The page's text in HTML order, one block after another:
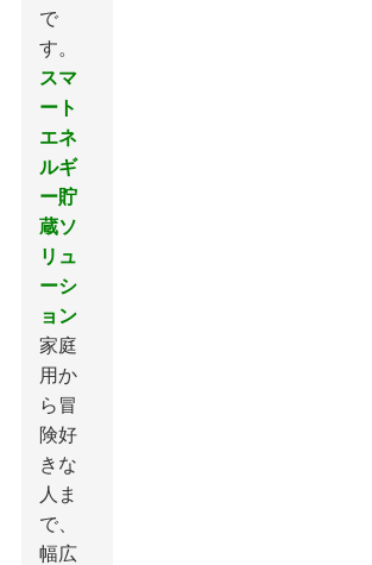
で
す。
スマ
ート
エネ
ルギ
ー貯
蔵ソ
リュ
ーシ
ョン
家庭
用か
ら冒
険好
きな
人ま
で、
幅広